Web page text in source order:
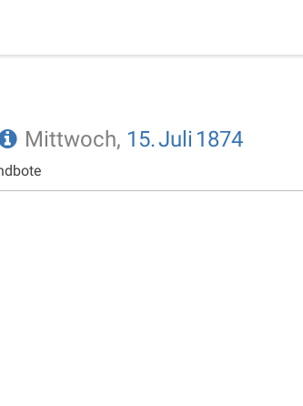
Mittwoch, 15.Juli 1874